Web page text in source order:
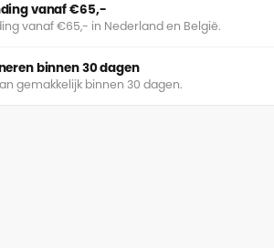
vanaf €65,-
vanaf €65,- in Nederland en België.
binnen 30 dagen
gemakkelijk binnen 30 dagen.